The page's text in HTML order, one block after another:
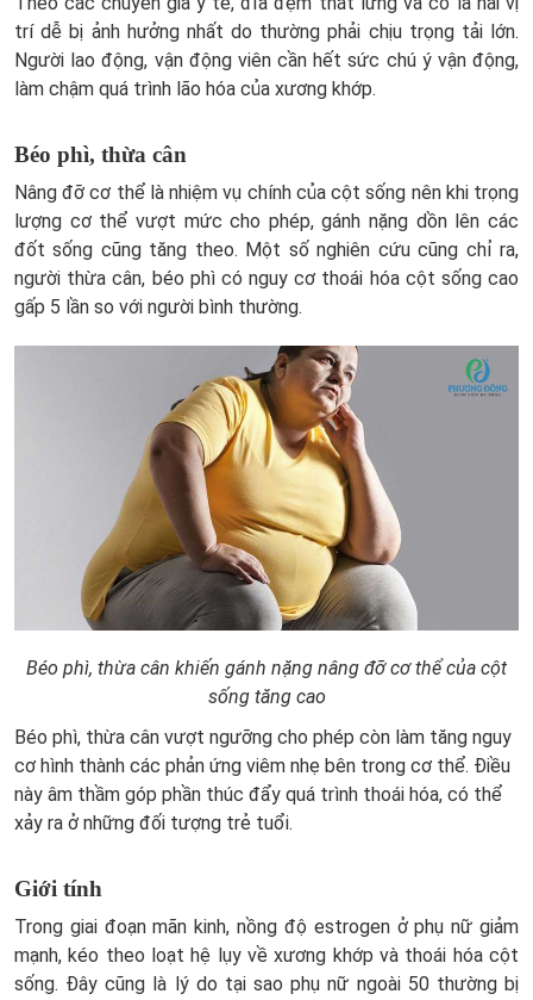
trí dễ bị ảnh hưởng nhất do thường phải chịu trọng tải lớn.
Người lao động, vận động viên cần hết sức chú ý vận động,
làm chậm quá trình lão hóa của xương khớp.
Béo phì, thừa cân
Nâng đỡ cơ thể là nhiệm vụ chính của cột sống nên khi trọng
lượng cơ thể vượt mức cho phép, gánh nặng dồn lên các
đốt sống cũng tăng theo. Một số nghiên cứu cũng chỉ ra,
người thừa cân, béo phì có nguy cơ thoái hóa cột sống cao
gấp 5 lần so với người bình thường.
Béo phì, thừa cân khiến gánh nặng nâng đỡ cơ thể của cột
sống tăng cao
Béo phì, thừa cân vượt ngưỡng cho phép còn làm tăng nguy
cơ hình thành các phản ứng viêm nhẹ bên trong cơ thể. Điều
này âm thầm góp phần thúc đẩy quá trình thoái hóa, có thể
xảy ra ở những đối tượng trẻ tuổi.
Giới tính
Trong giai đoạn mãn kinh, nồng độ estrogen ở phụ nữ giảm
mạnh, kéo theo loạt hệ lụy về xương khớp và thoái hóa cột
sống. Đây cũng là lý do tại sao phụ nữ ngoài 50 thường bị